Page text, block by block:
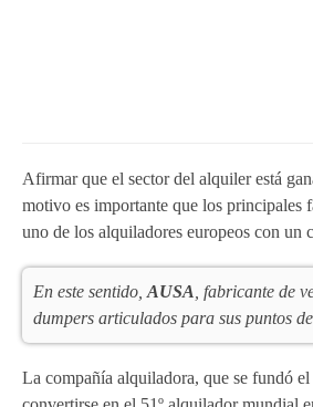
Afirmar que el sector del alquiler está
motivo es importante que los principales
uno de los alquiladores europeos con un
En este sentido, AUSA , fabricante de
dumpers articulados para sus puntos
La compañía alquiladora, que se fundó